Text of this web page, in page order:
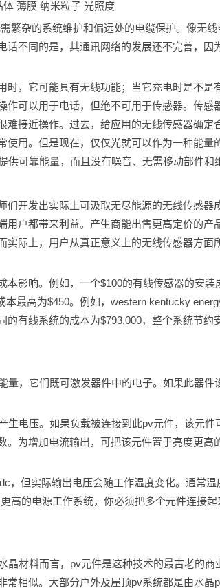
薄膜 纳米粒子 光照度
杂的系统维护和偏远处的电缆保护。像无线
不同的是，其通讯网络的发展还不完善，因
，它可能具有无线功能；当它充电时是不是
作可以用于电话，但绝不可用于传感器。传感
难接近操作。过去，给应用的无线传感器确定
用。但是现在，仅仅光就可以作为一种能量
可靠能量，而且没有噪音、无需移动部件和
开发出实际上可汲取无尽能源的无线传感器
用户都带来利益。产生商能出售更高定价的产
实际上，用户从真正意义上的无线传感器方面
影响。例如，一个$100的有线传感器的安装
最高为$450。例如，western kentucky
有线系统的成本为$793,000，整个系统节约
，它们既可激发器件中的电子。如果此器件
电压。如果负载被连接到此pv元件，该元件
为增加电流输出，可把该元件置于亮度更高
但实际输出电压会随工作温度变化。通常温
高的电源工作系统，你必须把多个元件连接起
材料而言，pv元件是这种技术的最古老的商
相似。大部分户外及屋顶pv系统都是由水晶